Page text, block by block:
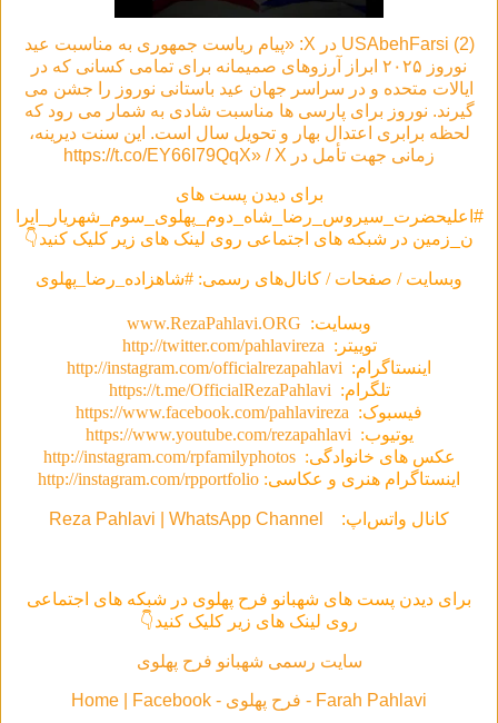
(2) USAbehFarsi در X: «پیام ریاست جمهوری به مناسبت عید
نوروز ۲۰۲۵ ابراز آرزوهای صمیمانه برای تمامی کسانی که در
ایالات متحده و در سراسر جهان عید باستانی نوروز را جشن می
گیرند. نوروز برای پارسی ها مناسبت شادی به شمار می رود که
لحظه برابری اعتدال بهار و تحویل سال است. این سنت دیرینه،
زمانی جهت تأمل در https://t.co/EY66I79QqX» / X
برای دیدن پست های
#اعلیحضرت_سیروس_رضا_شاه_دوم_پهلوی_سوم_شهریار_ایرا
ن_زمین در شبکه های اجتماعی روی لینک های زیر کلیک کنید👇
وبسایت / صفحات / کانال‌های رسمی: #شاهزاده_رضا_پهلوی
وبسایت: www.RezaPahlavi.ORG
توییتر: http://twitter.com/pahlavireza
اینستاگرام: http://instagram.com/officialrezapahlavi
تلگرام: https://t.me/OfficialRezaPahlavi
فیسبوک: https://www.facebook.com/pahlavireza
یوتیوب: https://www.youtube.com/rezapahlavi
عکس های خانوادگی:http://instagram.com/rpfamilyphotos
اینستاگرام هنری و عکاسی: http://instagram.com/rpportfolio
کانال واتس‌اپ: Reza Pahlavi | WhatsApp Channel
برای دیدن پست های شهبانو فرح پهلوی در شبکه های اجتماعی
روی لینک های زیر کلیک کنید👇
سایت رسمی شهبانو فرح پهلوی
Farah Pahlavi - فرح پهلوی - Home | Facebook